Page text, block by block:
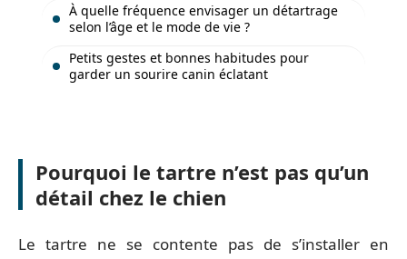
À quelle fréquence envisager un détartrage
selon l’âge et le mode de vie ?
Petits gestes et bonnes habitudes pour
garder un sourire canin éclatant
Pourquoi le tartre n’est pas qu’un
détail chez le chien
Le tartre ne se contente pas de s’installer en